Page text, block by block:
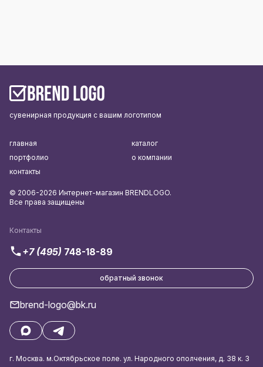
сувенирная продукция с вашим логотипом
Контакты
+7 (495) 748-18-89
обратный звонок
brend-logo@bk.ru
г. Москва. м.Октябрьское поле. ул. Народного ополчения, д. 38 к. 3
главная
каталог
портфолио
о компании
контакты
© 2006-2026 Интернет-магазин BRENDLOGO.
Все права защищены